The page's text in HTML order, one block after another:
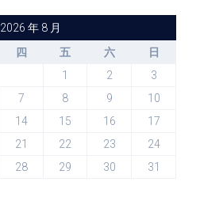
2026 年 8 月
四 五 六
日
1
2
3
7 8 9
10
14 15 16
17
21 22 23
24
28 29 30
31